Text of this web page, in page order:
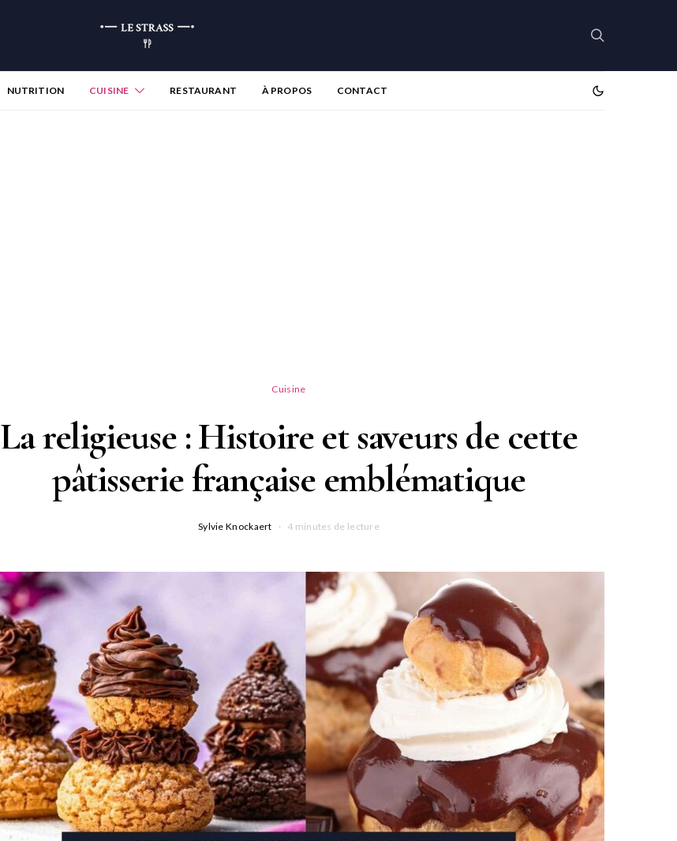
NUTRITION CUISINE RESTAURANT À PROPOS CONTACT
Cuisine
La religieuse : Histoire et saveurs de cette
pâtisserie française emblématique
Sylvie Knockaert 4 minutes de lecture